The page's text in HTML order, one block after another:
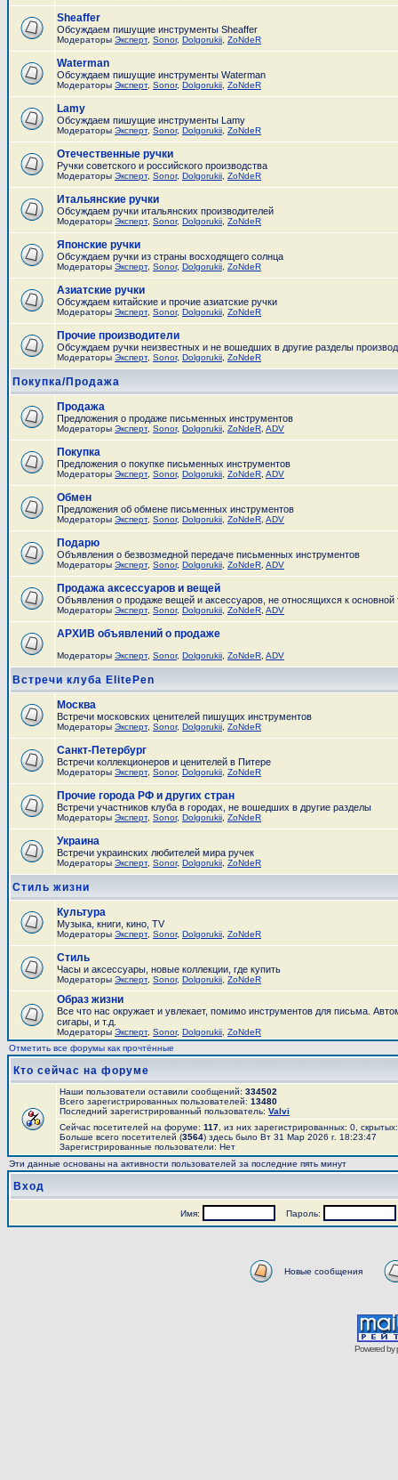
Sheaffer
Обсуждаем пишущие инструменты Sheaffer
Модераторы Эксперт, Sonor, Dolgorukii ZoNdeR
Waterman
Обсуждаем пишущие инструменты Waterman
Модераторы Эксперт, Sonor, Dolgorukii ZoNdeR
Lamy
Обсуждаем пишущие инструменты Lamy
Модераторы Эксперт, Sonor, Dolgorukii ZoNdeR
Отечественные ручки
Ручки советского и российского производства
Модераторы Эксперт, Sonor, Dolgorukii ZoNdeR
Итальянские ручки
Обсуждаем ручки итальянских производителей
Модераторы Эксперт, Sonor, Dolgorukii ZoNdeR
Японские ручки
Обсуждаем ручки из страны восходящего солнца
Модераторы Эксперт, Sonor, Dolgorukii ZoNdeR
Азиатские ручки
Обсуждаем китайские и прочие азиатские ручки
Модераторы Эксперт, Sonor, Dolgorukii ZoNdeR
Прочие производители
Обсуждаем ручки неизвестных и не вошедших в другие разделы
Модераторы Эксперт, Sonor, Dolgorukii ZoNdeR
Покупка/Продажа
Продажа
Предложения о продаже письменных инструментов
Модераторы Эксперт, Sonor, Dolgorukii ZoNdeR ADV
Покупка
Предложения о покупке письменных инструментов
Модераторы Эксперт, Sonor, Dolgorukii ZoNdeR ADV
Обмен
Предложения об обмене письменных инструментов
Модераторы Эксперт, Sonor, Dolgorukii ZoNdeR ADV
Подарю
Объявления о безвозмедной передаче письменных инструментов
Модераторы Эксперт, Sonor, Dolgorukii ZoNdeR ADV
Продажа аксессуаров и вещей
Объявления о продаже вещей и аксессуаров, не относящихся к
Модераторы Эксперт, Sonor, Dolgorukii ZoNdeR ADV
АРХИВ объявлений о продаже
Модераторы Эксперт, Sonor, Dolgorukii ZoNdeR ADV
Встречи клуба ElitePen
Москва
Встречи московских ценителей пишущих инструментов
Модераторы Эксперт, Sonor, Dolgorukii ZoNdeR
Санкт-Петербург
Встречи коллекционеров и ценителей в Питере
Модераторы Эксперт, Sonor, Dolgorukii ZoNdeR
Прочие города РФ и других стран
Встречи участников клуба в городах, не вошедших в другие разделы
Модераторы Эксперт, Sonor, Dolgorukii ZoNdeR
Украина
Встречи украинских любителей мира ручек
Модераторы Эксперт, Sonor, Dolgorukii ZoNdeR
Стиль жизни
Культура
Музыка, книги, кино, TV
Модераторы Эксперт, Sonor, Dolgorukii ZoNdeR
Стиль
Часы и аксесcуары, новые коллекции, где купить
Модераторы Эксперт, Sonor, Dolgorukii ZoNdeR
Образ жизни
Все что нас окружает и увлекает, помимо инструментов для письма.
сигары, и т.д.
Модераторы Эксперт, Sonor, Dolgorukii ZoNdeR
Отметить все форумы как прочтённые
Кто сейчас на форуме
Наши пользователи оставили сообщений: 334502
Всего зарегистрированных пользователей: 13480
Последний зарегистрированный пользователь: Valvi
Сейчас посетителей на форуме: 117 , из них зарегистрированных: 0,
Больше всего посетителей (3564) здесь было Вт 31 Мар 2026 г. 18:23:47
Зарегистрированные пользователи: Нет
Эти данные основаны на активности пользователей за последние пять минут
Вход
Имя: Пароль:
Новые сообщения
Powered by